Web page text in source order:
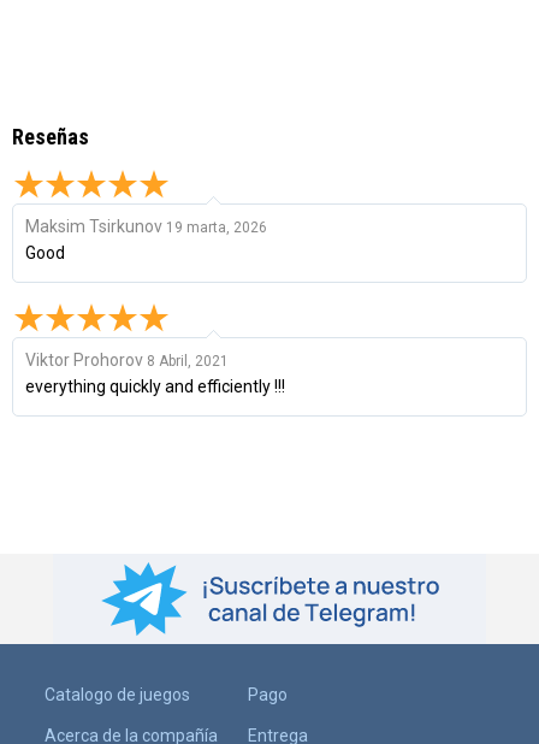
Reseñas
Maksim Tsirkunov 19 marta, 2026
Good
Viktor Prohorov 8 Abril, 2021
everything quickly and efficiently !!!
Catalogo de juegos
Acerca de la compañía
Pago
Entrega